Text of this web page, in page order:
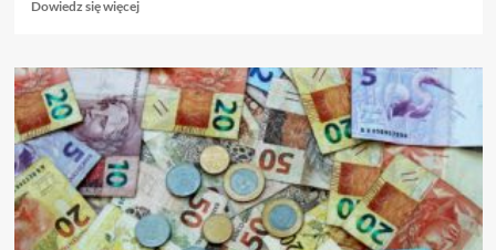
Dowiedz się więcej
o
Wybór
platformy
finansowej